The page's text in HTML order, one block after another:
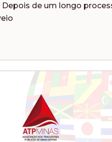
Depois de um longo